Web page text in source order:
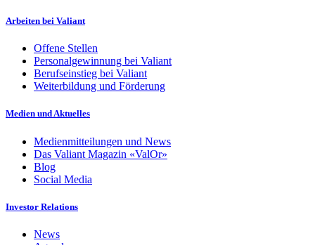
Arbeiten bei Valiant
Offene Stellen
Personalgewinnung bei Valiant
Berufseinstieg bei Valiant
Weiterbildung und Förderung
Medien und Aktuelles
Medienmitteilungen und News
Das Valiant Magazin «ValOr»
Blog
Social Media
Investor Relations
News